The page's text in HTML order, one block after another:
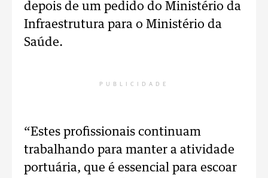
depois de um pedido do Ministério da
Infraestrutura para o Ministério da
Saúde.
PUBLICIDADE
“Estes profissionais continuam
trabalhando para manter a atividade
portuária, que é essencial para escoar